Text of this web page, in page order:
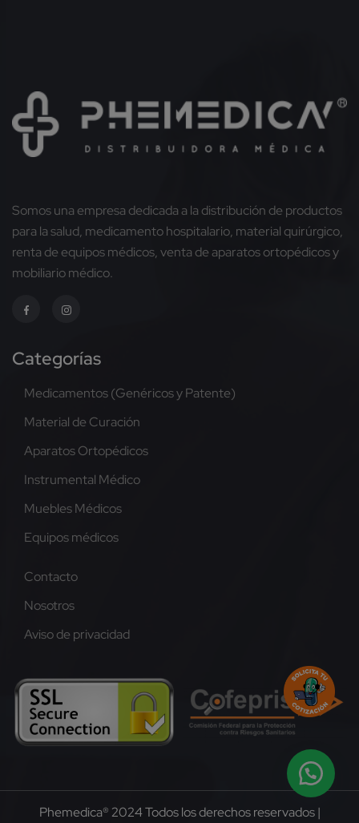
Somos una empresa dedicada a la distribución de productos
para la salud, medicamento hospitalario, material quirúrgico,
renta de equipos médicos, venta de aparatos ortopédicos y
mobiliario médico.
Categorías
Medicamentos (Genéricos y Patente)
Material de Curación
Aparatos Ortopédicos
Instrumental Médico
Muebles Médicos
Equipos médicos
Contacto
Nosotros
Aviso de privacidad
Phemedica® 2024 Todos los derechos reservados |